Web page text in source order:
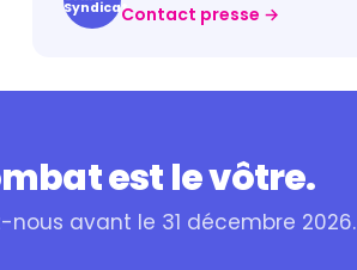
Contact presse →
est le vôtre.
nous avant le 31 décembre 2026.